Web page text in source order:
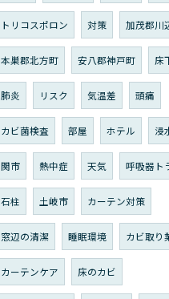
トリコスポロン 対策 加茂郡川
本巣郡北方町 安八郡神戸町 床
肺炎 リスク 気温差 頭痛
カビ菌検査 部屋 ホテル 浸
関市 熱中症 天気 呼吸器ト
石柱 土岐市 カーテン対策
窓辺の清潔 睡眠環境 カビ取り
カーテンケア 床のカビ